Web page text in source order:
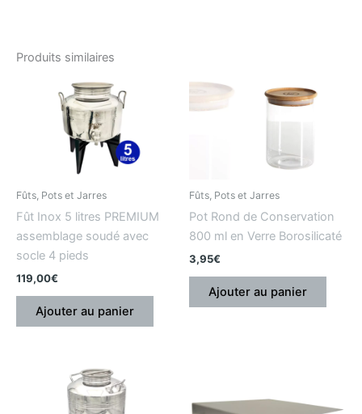
Produits similaires
Fûts, Pots et Jarres
Fût Inox 5 litres PREMIUM
assemblage soudé avec
socle 4 pieds
119,00€
Ajouter au panier
Fûts, Pots et Jarres
Pot Rond de Conservation
800 ml en Verre Borosilicaté
3,95€
Ajouter au panier